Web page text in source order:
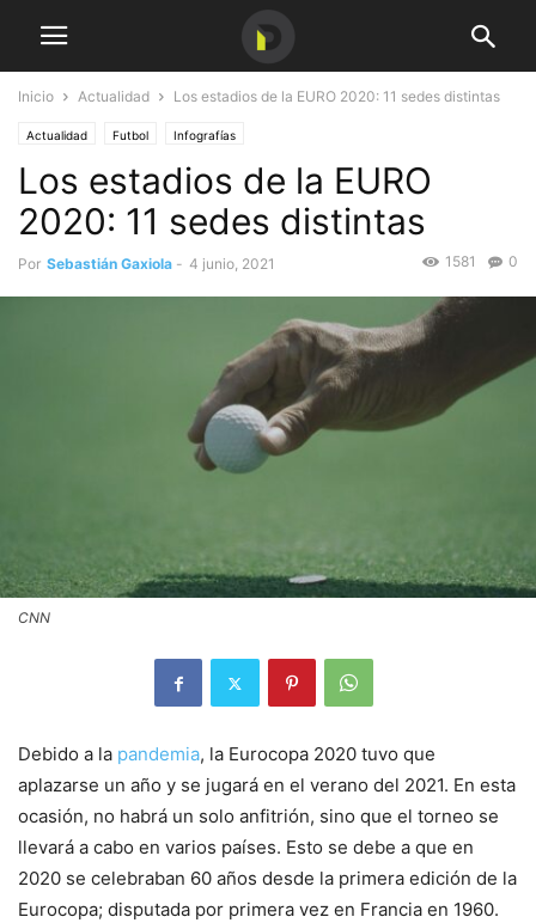
Inicio Actualidad Los estadios de la EURO 2020: 11 sedes distintas
Actualidad Futbol Infografías
Los estadios de la EURO
2020: 11 sedes distintas
Por Sebastián Gaxiola - 4 junio, 2021 0
1581
CNN
Debido a la pandemia, la Eurocopa 2020 tuvo que
aplazarse un año y se jugará en el verano del 2021. En esta
ocasión, no habrá un solo anfitrión, sino que el torneo se
llevará a cabo en varios países. Esto se debe a que en
2020 se celebraban 60 años desde la primera edición de la
Eurocopa; disputada por primera vez en Francia en 1960.